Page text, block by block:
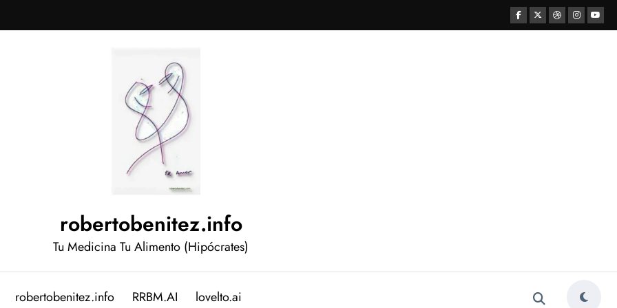
robertobenitez.info
Tu Medicina Tu Alimento (Hipócrates)
robertobenitez.info RRBM.AI lovelto.ai